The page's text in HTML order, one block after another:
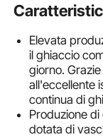
Elevata
il ghiaccio
giorno.
all'eccellente
continua di
Produzione
dotata di